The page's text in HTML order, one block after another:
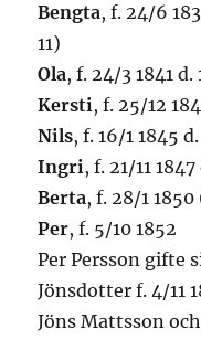
Bengta, f. 24/6
11)
Ola, f. 24/3 1841 d.
Kersti, f. 25/12
Nils, f. 16/1 1845
Ingri, f. 21/11
Berta, f. 28/1
Per, f. 5/10 1852
Per Persson gifte
Jönsdotter f. 4/11
Jöns Mattsson